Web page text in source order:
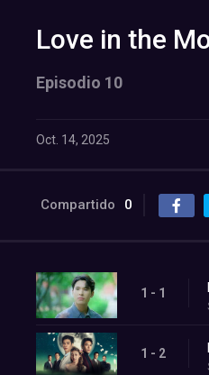
Love in the
Episodio 10
Oct. 14, 2025
Compartido 0
1 - 1
1 - 2